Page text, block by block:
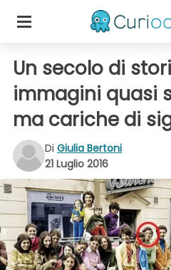
Un secolo di
immagini quasi
ma cariche di
Di Giulia Bertoni
21 Luglio 2016